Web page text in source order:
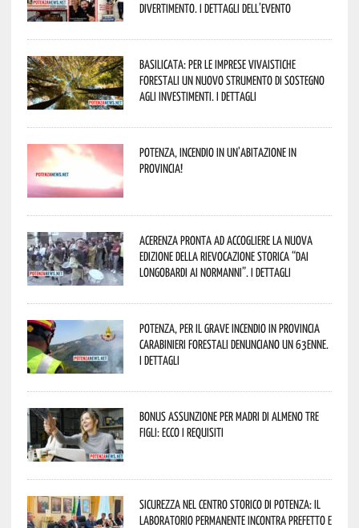
divertimento. I dettagli dell’evento
Basilicata: per le imprese vivaistiche
forestali un nuovo strumento di sostegno
agli investimenti. I dettagli
Potenza, incendio in un’abitazione in
provincia!
Acerenza pronta ad accogliere la nuova
edizione della rievocazione storica “Dai
Longobardi ai Normanni”. I dettagli
Potenza, per il grave incendio in Provincia
Carabinieri forestali denunciano un 63enne.
I dettagli
Bonus assunzione per madri di almeno tre
figli: ecco i requisiti
Sicurezza nel Centro Storico di Potenza: il
Laboratorio Permanente incontra Prefetto e